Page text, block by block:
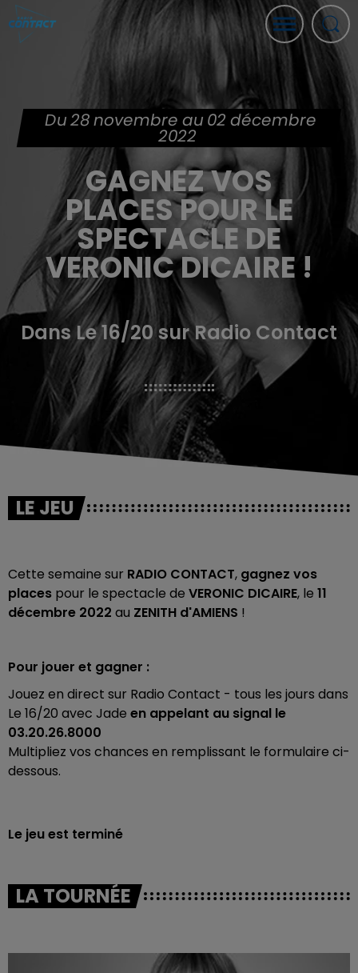
Du 28 novembre au 02 décembre
2022
GAGNEZ VOS
PLACES POUR LE
SPECTACLE DE
VERONIC DICAIRE !
Dans Le 16/20 sur Radio Contact
LE JEU
Cette semaine sur RADIO CONTACT, gagnez vos
places pour le spectacle de VERONIC DICAIRE, le 11
décembre 2022 au ZENITH d'AMIENS !
Pour jouer et gagner :
Jouez en direct sur Radio Contact - tous les jours dans
Le 16/20 avec Jade en appelant au signal le
03.20.26.8000
Multipliez vos chances en remplissant le formulaire ci-
dessous.
Le jeu est terminé
LA TOURNÉE